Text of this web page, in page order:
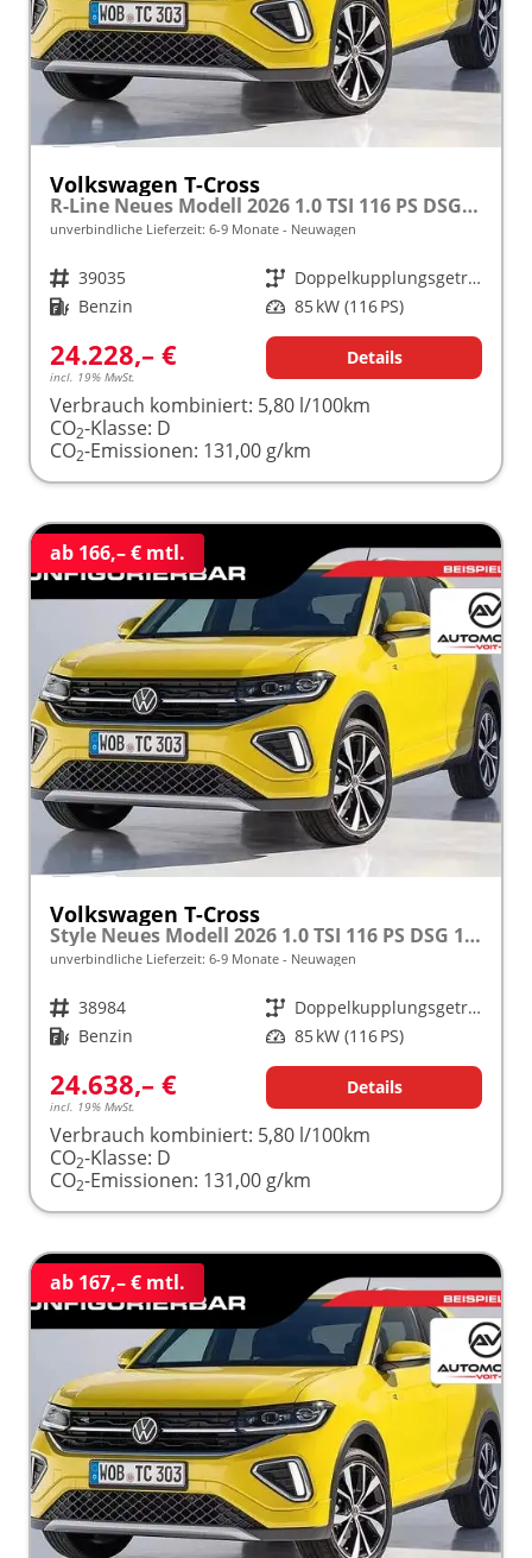
Volkswagen T-Cross
R-Line Neues Modell 2026 1.0 TSI 116 PS DSG 17" Alu, LED-Scheinwerfer, Adaptiver Tempomat ACC, Parksensoren vo/hi, Radio "Ready2Discover", Wireless App-Connect, Klima, M-Lederlenkrad, Digitales Cockpit, Müdigkeitserkennung, Stoßfänger im R-Design
unverbindliche Lieferzeit: 6-9 Monate Neuwagen
Fahrzeugnr. 39035 Getriebe
Doppelkupplungsgetriebe (DSG)
Kraftstoff Benzin Leistung 85 kW (116 PS)
24.228,– €
incl. 19% MwSt.
Details
Verbrauch kombiniert: 5,80 l/100km
CO2-Klasse: D
CO2-Emissionen: 131,00 g/km
ab 166,– € mtl.
Volkswagen T-Cross
Style Neues Modell 2026 1.0 TSI 116 PS DSG 17" Alu, MATRIX-LED-Scheinwerfer (IQ Light), Adaptiver Tempomat ACC, Parksensoren vo/hi, Radio "Ready2Discover", Wireless App-Connect, Klima, M-Lederlenkrad, Digitales Cockpit, Müdigkeitserkennung
unverbindliche Lieferzeit: 6-9 Monate Neuwagen
Fahrzeugnr. 38984 Getriebe
Doppelkupplungsgetriebe (DSG)
Kraftstoff Benzin Leistung 85 kW (116 PS)
24.638,– €
incl. 19% MwSt.
Details
Verbrauch kombiniert: 5,80 l/100km
CO2-Klasse: D
CO2-Emissionen: 131,00 g/km
ab 167,– € mtl.